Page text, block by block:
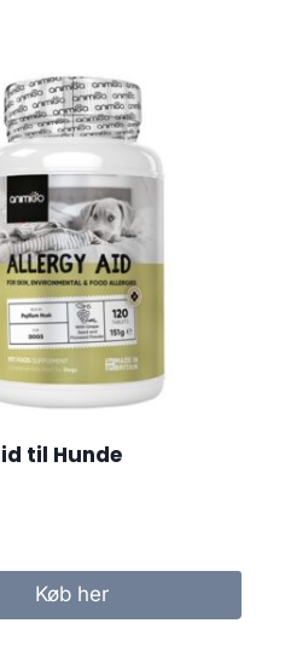
til Hunde
Køb her